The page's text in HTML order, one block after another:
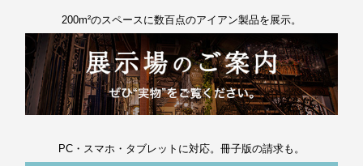
200m²のスペースに数百点のアイアン製品を展示。
PC・スマホ・タブレットに対応。冊子版の請求も。